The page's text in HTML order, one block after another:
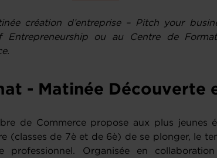
création d’entreprise – Pitch your
Entrepreneurship ou au Centre de
- Matinée Découverte
de Commerce propose aux plus jeunes
(classes de 7è et de 6è) de se plonger, le
professionnel. Organisée en